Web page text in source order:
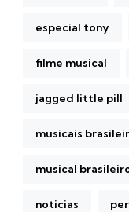
especial tony
filme musical
jagged little pill
musicais
musical
noticias